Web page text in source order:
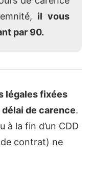
il vous
par 90.
légales fixées
délai de carence.
à la fin d’un CDD
contrat) ne